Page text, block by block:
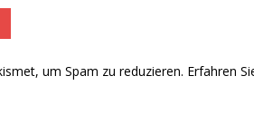
um Spam zu reduzieren. Erfahren